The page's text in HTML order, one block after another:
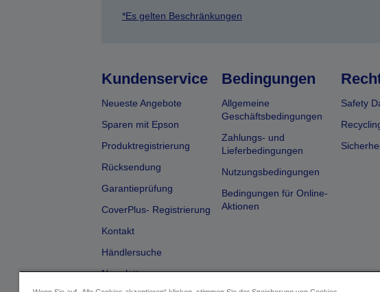
*Es gelten Beschränkungen
Kundenservice
Neueste Angebote
Sparen mit Epson
Produktregistrierung
Rücksendung
Garantieprüfung
CoverPlus- Registrierung
Kontakt
Händlersuche
Newsletter
Bedingungen
Allgemeine
Geschäftsbedingungen
Zahlungs- und
Lieferbedingungen
Nutzungsbedingungen
Bedingungen für Online-
Aktionen
Safety